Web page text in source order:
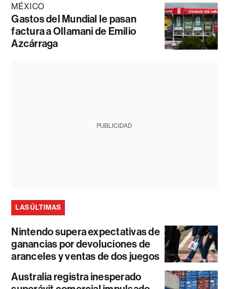
MÉXICO
Gastos del Mundial le pasan
factura a Ollamani de Emilio
Azcárraga
PUBLICIDAD
LAS ÚLTIMAS
Nintendo supera expectativas de
ganancias por devoluciones de
aranceles y ventas de dos juegos
Australia registra inesperado